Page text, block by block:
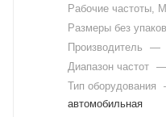
Рабочие частоты,
Размеры без
Производитель
—
Диапазон частот —
Тип оборудования
автомобильная